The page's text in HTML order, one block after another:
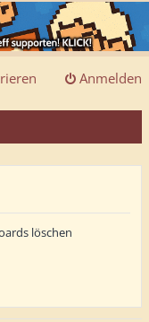
Anmelden
löschen